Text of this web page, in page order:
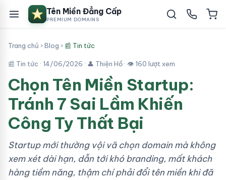
Tên Miền Đẳng Cấp
PREMIUM DOMAINS
Trang chủ ›Blog › 📰 Tin tức
📰 Tin tức · 14/06/2026 · 👤 Thiện Hồ · 👁 160 lượt xem
Chọn Tên Miền Startup:
Tránh 7 Sai Lầm Khiến
Công Ty Thất Bại
Startup mới thường vội vã chọn domain mà không
xem xét dài hạn, dẫn tới khó branding, mất khách
hàng tiềm năng, thậm chí phải đổi tên miền khi đã